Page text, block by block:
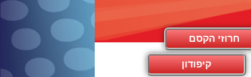
חרוזי הקסם
קיפודון